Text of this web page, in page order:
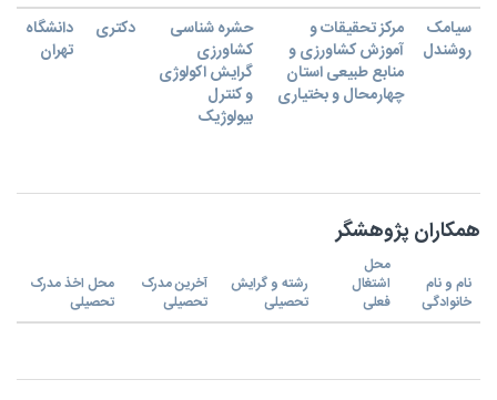
سیامک
روشندل
مرکز تحقیقات و
آموزش کشاورزی و
منابع طبیعی استان
چهارمحال و بختیاری
حشره شناسی
کشاورزی
گرایش اکولوژی
و کنترل
بیولوژیک
دکتری
دانشگاه
تهران
همکاران پژوهشگر
نام و نام
خانوادگی
محل
اشتغال
فعلی
رشته و گرایش
تحصیلی
آخرین مدرک
تحصیلی
محل اخذ مدرک
تحصیلی